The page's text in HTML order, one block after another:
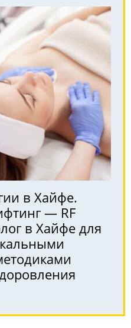
в Хайфе.
— RF
в Хайфе для